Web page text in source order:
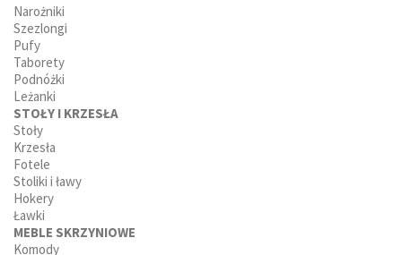
Narożniki
Szezlongi
Pufy
Taborety
Podnóżki
Leżanki
STOŁY I KRZESŁA
Stoły
Krzesła
Fotele
Stoliki i ławy
Hokery
Ławki
MEBLE SKRZYNIOWE
Komody